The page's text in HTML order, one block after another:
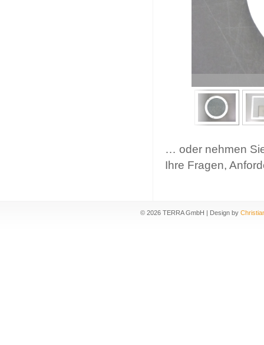
… oder nehmen
Ihre Fragen,
© 2026 TERRA GmbH | Design by